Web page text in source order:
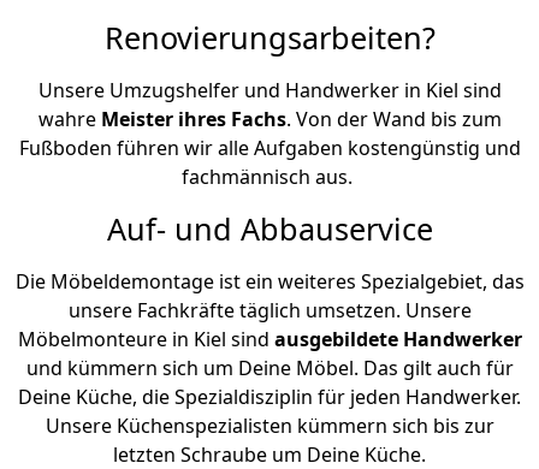
Renovierungsarbeiten?
Unsere Umzugshelfer und Handwerker in Kiel sind
wahre Meister ihres Fachs. Von der Wand bis zum
Fußboden führen wir alle Aufgaben kostengünstig und
fachmännisch aus.
Auf- und Abbauservice
Die Möbeldemontage ist ein weiteres Spezialgebiet, das
unsere Fachkräfte täglich umsetzen. Unsere
Möbelmonteure in Kiel sind ausgebildete Handwerker
und kümmern sich um Deine Möbel. Das gilt auch für
Deine Küche, die Spezialdisziplin für jeden Handwerker.
Unsere Küchenspezialisten kümmern sich bis zur
letzten Schraube um Deine Küche.